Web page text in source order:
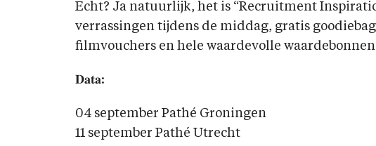
Echt? Ja natuurlijk, het is “Recruitment
verrassingen tijdens de middag, gratis
filmvouchers en hele waardevolle
𝐃𝐚𝐭𝐚:
04 september Pathé Groningen
11 september Pathé Utrecht